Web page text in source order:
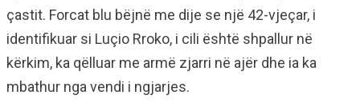
çastit. Forcat blu bëjnë me dije se një 42-vjeçar, i
identifikuar si Luçio Rroko, i cili është shpallur në
kërkim, ka qëlluar me armë zjarri në ajër dhe ia ka
mbathur nga vendi i ngjarjes.